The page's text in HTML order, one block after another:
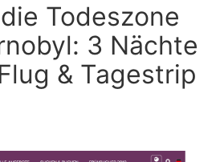
Todeszone
3 Nächte
& Tagestrip